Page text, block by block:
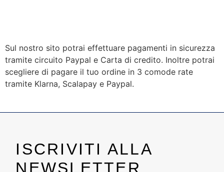
Sul nostro sito potrai effettuare pagamenti in sicurezza
tramite circuito Paypal e Carta di credito. Inoltre potrai
scegliere di pagare il tuo ordine in 3 comode rate
tramite Klarna, Scalapay e Paypal.
ISCRIVITI ALLA
NEWSLETTER